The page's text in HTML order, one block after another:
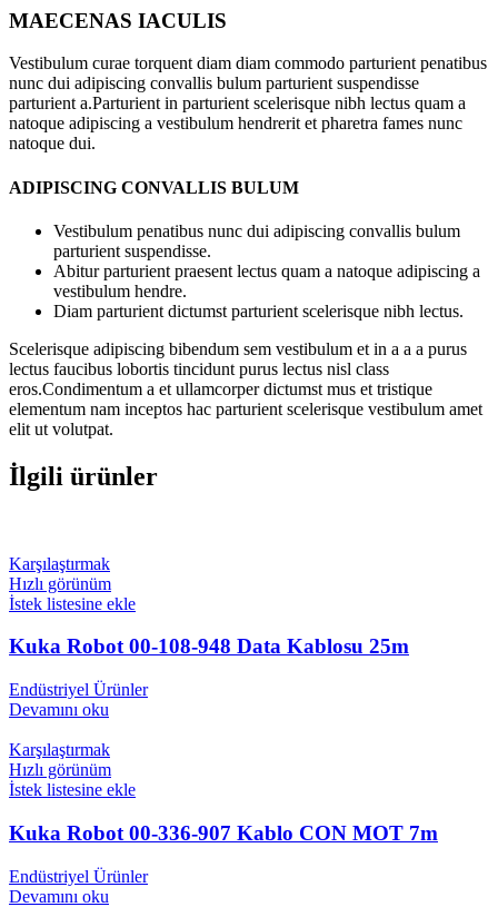
MAECENAS IACULIS
Vestibulum curae torquent diam diam commodo parturient penatibus
nunc dui adipiscing convallis bulum parturient suspendisse
parturient a.Parturient in parturient scelerisque nibh lectus quam a
natoque adipiscing a vestibulum hendrerit et pharetra fames nunc
natoque dui.
ADIPISCING CONVALLIS BULUM
Vestibulum penatibus nunc dui adipiscing convallis bulum
parturient suspendisse.
Abitur parturient praesent lectus quam a natoque adipiscing a
vestibulum hendre.
Diam parturient dictumst parturient scelerisque nibh lectus.
Scelerisque adipiscing bibendum sem vestibulum et in a a a purus
lectus faucibus lobortis tincidunt purus lectus nisl class
eros.Condimentum a et ullamcorper dictumst mus et tristique
elementum nam inceptos hac parturient scelerisque vestibulum amet
elit ut volutpat.
İlgili ürünler
Karşılaştırmak
Hızlı görünüm
İstek listesine ekle
Kuka Robot 00-108-948 Data Kablosu 25m
Endüstriyel Ürünler
Devamını oku
Karşılaştırmak
Hızlı görünüm
İstek listesine ekle
Kuka Robot 00-336-907 Kablo CON MOT 7m
Endüstriyel Ürünler
Devamını oku